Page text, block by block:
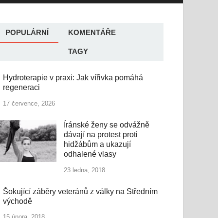
POPULÁRNÍ KOMENTÁŘE
TAGY
Hydroterapie v praxi: Jak vířivka pomáhá
regeneraci
17 července, 2026
Íránské ženy se odvážně
dávají na protest proti
hidžábům a ukazují
odhalené vlasy
23 ledna, 2018
Šokující záběry veteránů z války na Středním
východě